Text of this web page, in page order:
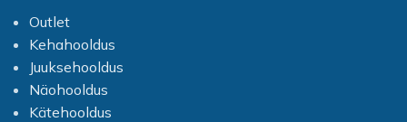
Outlet
Kehahooldus
Juuksehooldus
Näohooldus
Kätehooldus